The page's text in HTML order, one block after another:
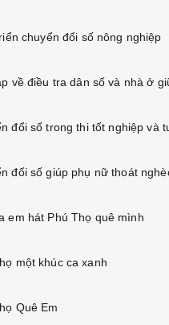
chuyển đổi số nông nghiệp
về điều tra dân số và nhà ở
đổi số trong thi tốt nghiệp và
đối số giúp phụ nữ thoát
em hát Phú Thọ quê mình
một khúc ca xanh
Quê Em